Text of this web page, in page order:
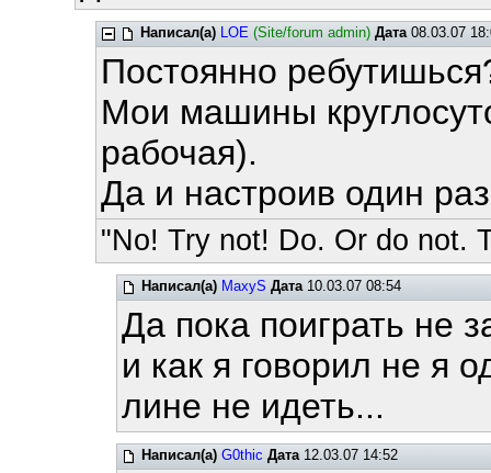
Написал(а) LOE (Site/forum admin) Дата08.03.07
Постоянно
Мои машины
рабочая).
Да и настроив один
"No! Try not! Do. Or do not.
Написал(а) MaxyS Дата10.03.07 08:54
Да пока поиграть не
и как я говорил не я
лине не идеть...
Написал(а) G0thic Дата12.03.07 14:52